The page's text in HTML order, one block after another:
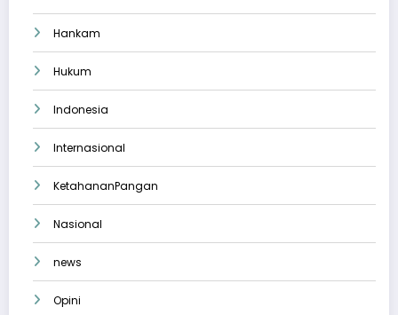
Hankam
Hukum
Indonesia
Internasional
KetahananPangan
Nasional
news
Opini